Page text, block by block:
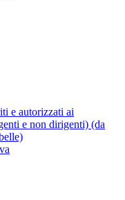
e autorizzati ai
e non dirigenti) (da